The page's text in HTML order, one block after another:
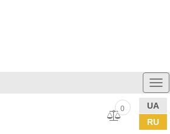
UA
RU
0